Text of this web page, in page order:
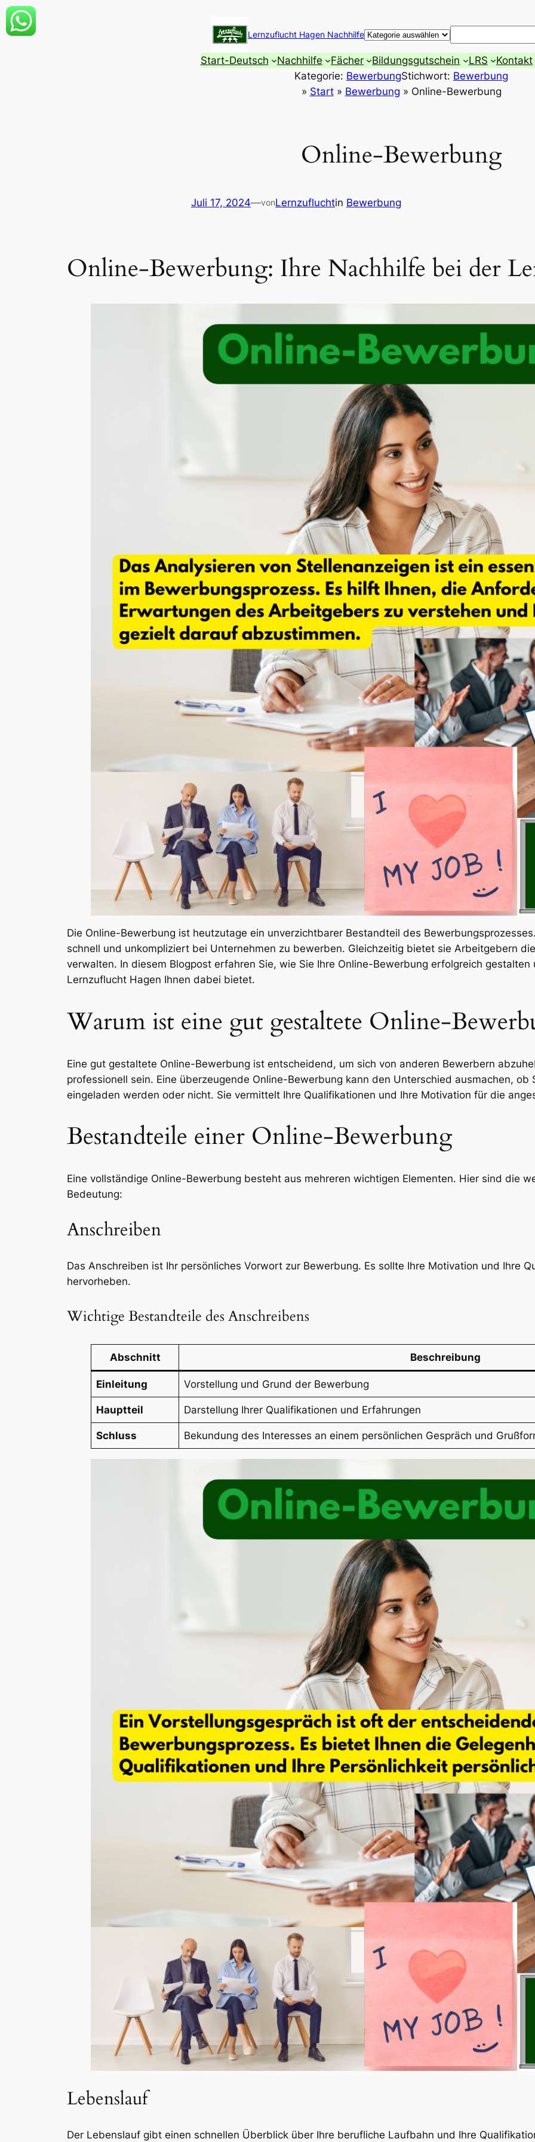
Zum
Inhalt
Lernzuflucht Hagen Nachhilfe Suchen
Start-Deutsch Nachhilfe Fächer Bildungsgutschein LRS
Kontakt
Kategorie: BewerbungStichwort: Bewerbung
» Start» Bewerbung » Online-Bewerbung
Online-Bewerbung
Juli 17, 2024—vonLernzufluchtin Bewerbung
Online-Bewerbung: Ihre Nachhilfe bei der
Die Online-Bewerbung ist heutzutage ein unverzichtbarer Bestandteil des
schnell und unkompliziert bei Unternehmen zu bewerben. Gleichzeitig bietet sie Arbeitgebern
verwalten. In diesem Blogpost erfahren Sie, wie Sie Ihre Online-Bewerbung erfolgreich
Lernzuflucht Hagen Ihnen dabei bietet.
Warum ist eine gut gestaltete Online-
Eine gut gestaltete Online-Bewerbung ist entscheidend, um sich von anderen Bewerbern
professionell sein. Eine überzeugende Online-Bewerbung kann den Unterschied ausmachen, ob
eingeladen werden oder nicht. Sie vermittelt Ihre Qualifikationen und Ihre Motivation für die
Bestandteile einer Online-Bewerbung
Eine vollständige Online-Bewerbung besteht aus mehreren wichtigen Elementen. Hier sind die
Bedeutung:
Anschreiben
Das Anschreiben ist Ihr persönliches Vorwort zur Bewerbung. Es sollte Ihre Motivation und Ihre
hervorheben.
Wichtige Bestandteile des Anschreibens
Abschnitt Beschreibung
Einleitung Vorstellung und Grund der Bewerbung
Hauptteil Darstellung Ihrer Qualifikationen und Erfahrungen
Schluss Bekundung des Interesses an einem persönlichen Gespräch und
Lebenslauf
Der Lebenslauf gibt einen schnellen Überblick über Ihre berufliche Laufbahn und Ihre